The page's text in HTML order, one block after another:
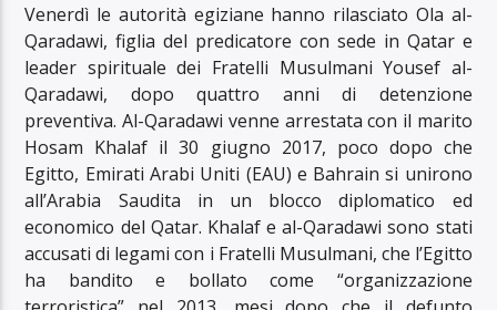
Venerdì le autorità egiziane hanno rilasciato Ola al-
Qaradawi, figlia del predicatore con sede in Qatar e
leader spirituale dei Fratelli Musulmani Yousef al-
Qaradawi, dopo quattro anni di detenzione
preventiva. Al-Qaradawi venne arrestata con il marito
Hosam Khalaf il 30 giugno 2017, poco dopo che
Egitto, Emirati Arabi Uniti (EAU) e Bahrain si unirono
all’Arabia Saudita in un blocco diplomatico ed
economico del Qatar. Khalaf e al-Qaradawi sono stati
accusati di legami con i Fratelli Musulmani, che l’Egitto
ha bandito e bollato come “organizzazione